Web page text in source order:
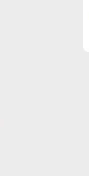
et vise un retour